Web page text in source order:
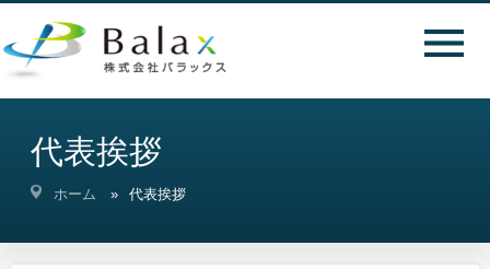
代表挨拶
ホーム 代表挨拶